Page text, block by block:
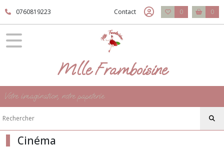
0760819223 Contact 0 0
Mlle Framboisine
Votre imagination, notre papeterie
Cinéma
Fermer
FILTRES
Mariage
Les
thèmes
Cinéma